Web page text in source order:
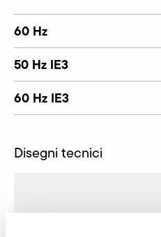
60 Hz
50 Hz IE3
60 Hz IE3
Disegni tecnici